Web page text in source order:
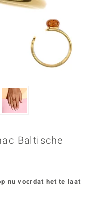
Baltische
nu voordat het te laat